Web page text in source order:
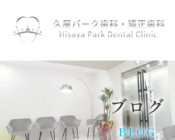
ブログ
BLOG